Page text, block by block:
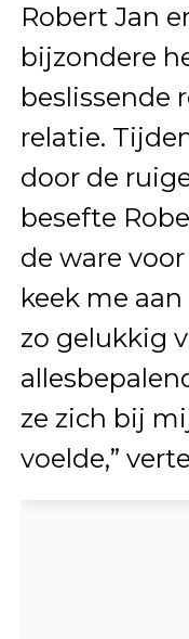
Robert Jan
bijzondere
beslissende
relatie.
door de
besefte
de ware
keek me aan
zo gelukkig
ze zich bij
voelde,”